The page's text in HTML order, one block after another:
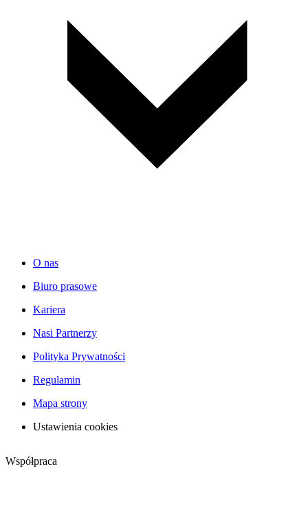
O nas
Biuro prasowe
Kariera
Nasi Partnerzy
Polityka Prywatności
Regulamin
Mapa strony
Ustawienia cookies
Współpraca